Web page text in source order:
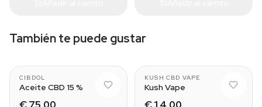
También te puede gustar
CIBDOL
Aceite CBD 15 %
KUSH CBD VAPE
Kush Vape